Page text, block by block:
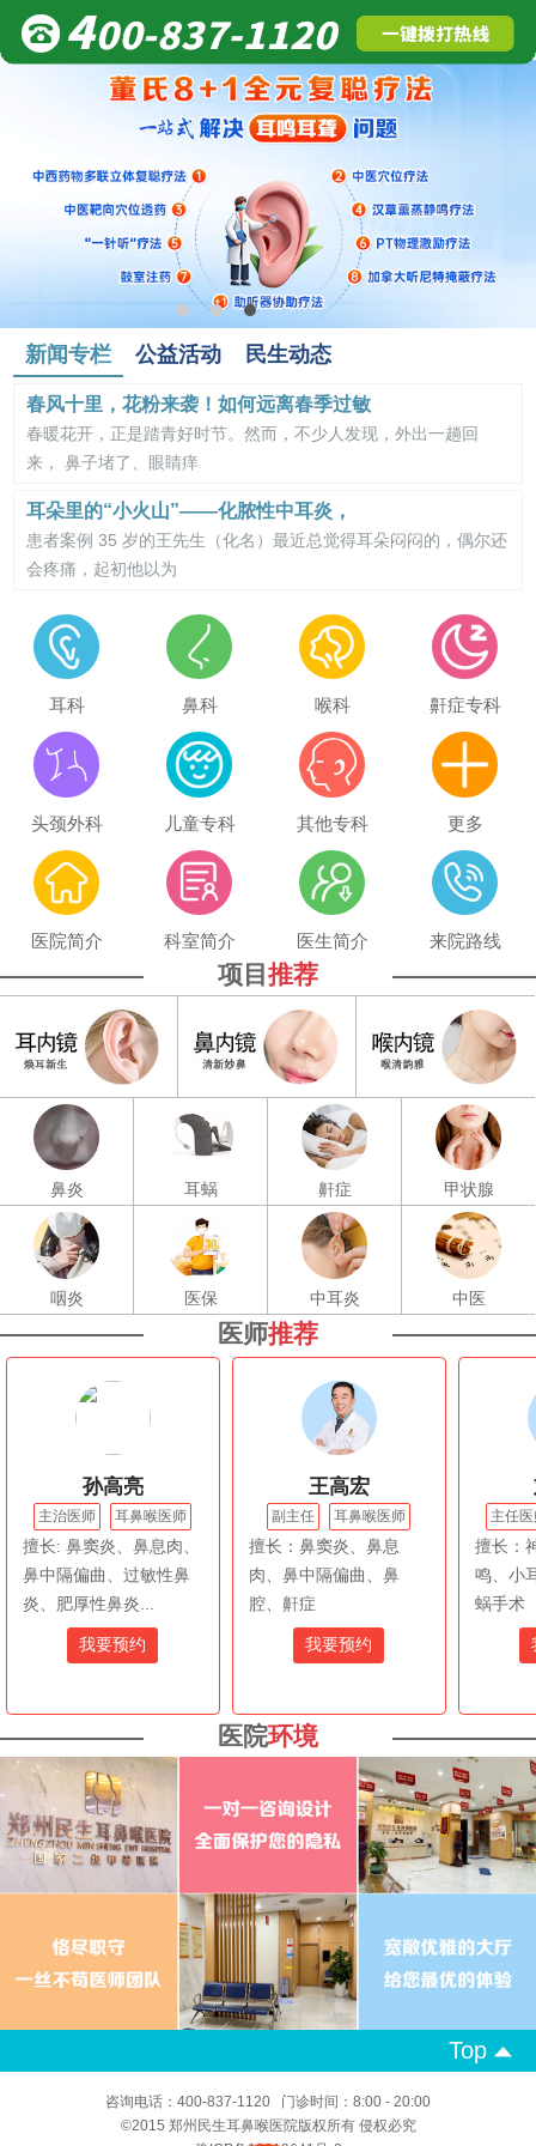
新闻专栏 公益活动 民生动态
春风十里，花粉来袭！如何远离春季过敏
春暖花开，正是踏青好时节。然而，不少人发现，外出一趟回
来， 鼻子堵了、眼睛痒
耳朵里的“小火山”——化脓性中耳炎，
患者案例 35 岁的王先生（化名）最近总觉得耳朵闷闷的，偶尔还
会疼痛，起初他以为
耳科 鼻科 喉科 鼾症专科
头颈外科 儿童专科 其他专科 更多
医院简介 科室简介 医生简介 来院路线
项目 推荐
鼻炎 耳蜗 鼾症 甲状腺
咽炎 医保 中耳炎 中医
医师推荐
孙高亮
主治医师 耳鼻喉医师
擅长: 鼻窦炎、鼻息肉、
鼻中隔偏曲、过敏性鼻
炎、肥厚性鼻炎...
我要预约
王高宏
副主任 耳鼻喉医师
擅长：鼻窦炎、鼻息
肉、鼻中隔偏曲、鼻
腔、鼾症
我要预约
主任
擅长：
鸣、小
蜗手术
医院环境
Top
咨询电话：400-837-1120 门诊时间：8:00 - 20:00
©2015 郑州民生耳鼻喉医院版权所有 侵权必究